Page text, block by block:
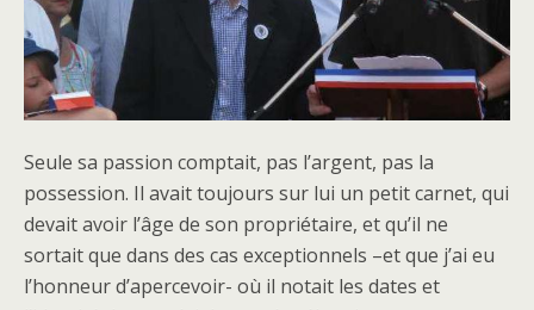
Seule sa passion comptait, pas l’argent, pas la
possession. Il avait toujours sur lui un petit carnet, qui
devait avoir l’âge de son propriétaire, et qu’il ne
sortait que dans des cas exceptionnels –et que j’ai eu
l’honneur d’apercevoir- où il notait les dates et